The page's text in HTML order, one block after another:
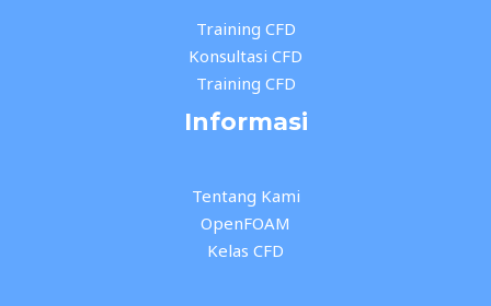
Training CFD
Konsultasi CFD
Training CFD
Informasi
Tentang Kami
OpenFOAM
Kelas CFD